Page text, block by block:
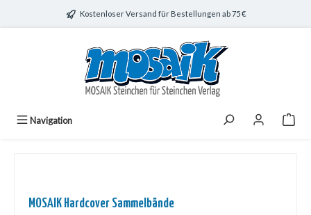
Zum Hauptinhalt springenKostenloser Versand für Bestellungen ab 75 €
Navigation
MOSAIK Hardcover Sammelbände